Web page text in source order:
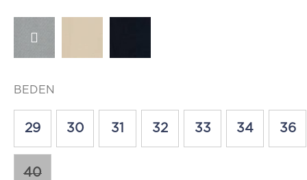
BEDEN
29 30 31 32 33 34 36
40